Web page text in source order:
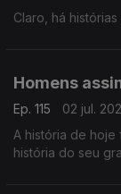
Claro, há
Homens
Ep. 115
02 jul.
A história de hoje
história do seu